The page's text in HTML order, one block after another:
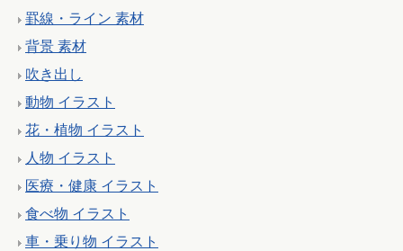
罫線・ライン 素材
背景 素材
吹き出し
動物 イラスト
花・植物 イラスト
人物 イラスト
医療・健康 イラスト
食べ物 イラスト
車・乗り物 イラスト